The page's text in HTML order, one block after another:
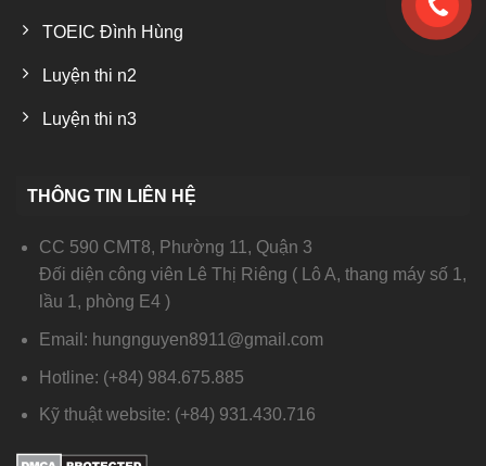
TOEIC Đình Hùng
Luyện thi n2
Luyện thi n3
THÔNG TIN LIÊN HỆ
CC 590 CMT8, Phường 11, Quận 3
Đối diện công viên Lê Thị Riêng ( Lô A, thang máy số 1,
lầu 1, phòng E4 )
Email: hungnguyen8911@gmail.com
Hotline: (+84) 984.675.885
Kỹ thuật website: (+84) 931.430.716